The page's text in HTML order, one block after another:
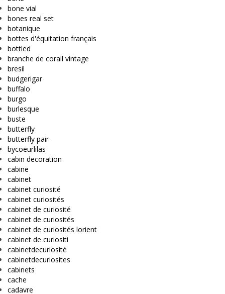
bone vial
bones real set
botanique
bottes d'équitation français
bottled
branche de corail vintage
bresil
budgerigar
buffalo
burgo
burlesque
buste
butterfly
butterfly pair
bycoeurlilas
cabin decoration
cabine
cabinet
cabinet curiosité
cabinet curiosités
cabinet de curiosité
cabinet de curiosités
cabinet de curiosités lorient
cabinet de curiositi
cabinetdecuriosité
cabinetdecuriosites
cabinets
cache
cadavre